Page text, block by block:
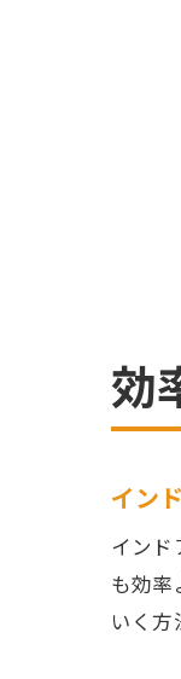
効
イン
インド
も効率
いく方